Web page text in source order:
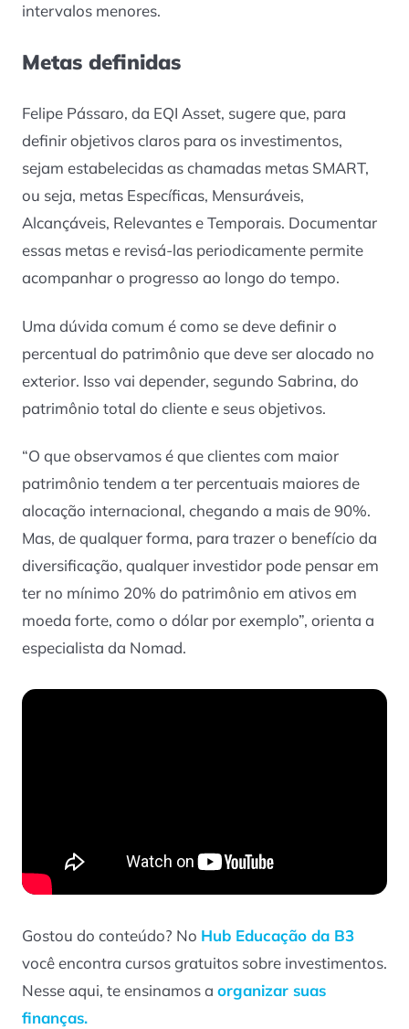
intervalos menores.
Metas definidas
Felipe Pássaro, da EQI Asset, sugere que, para
definir objetivos claros para os investimentos,
sejam estabelecidas as chamadas metas SMART,
ou seja, metas Específicas, Mensuráveis,
Alcançáveis, Relevantes e Temporais. Documentar
essas metas e revisá-las periodicamente permite
acompanhar o progresso ao longo do tempo.
Uma dúvida comum é como se deve definir o
percentual do patrimônio que deve ser alocado no
exterior. Isso vai depender, segundo Sabrina, do
patrimônio total do cliente e seus objetivos.
“O que observamos é que clientes com maior
patrimônio tendem a ter percentuais maiores de
alocação internacional, chegando a mais de 90%.
Mas, de qualquer forma, para trazer o benefício da
diversificação, qualquer investidor pode pensar em
ter no mínimo 20% do patrimônio em ativos em
moeda forte, como o dólar por exemplo”, orienta a
especialista da Nomad.
Gostou do conteúdo? No Hub Educação da B3
você encontra cursos gratuitos sobre investimentos.
Nesse aqui, te ensinamos a organizar suas
finanças.